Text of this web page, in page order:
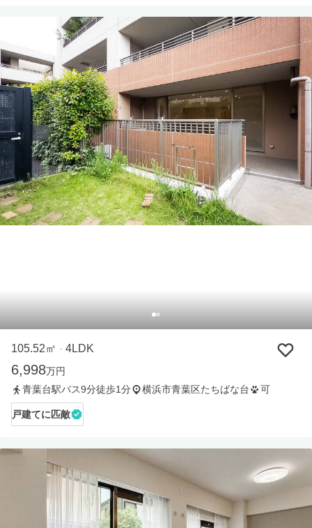
105.52㎡ ・ 4LDK
6,998万円
青葉台駅バス9分徒歩1分
横浜市青葉区たちばな台 可
戸建てに匹敵